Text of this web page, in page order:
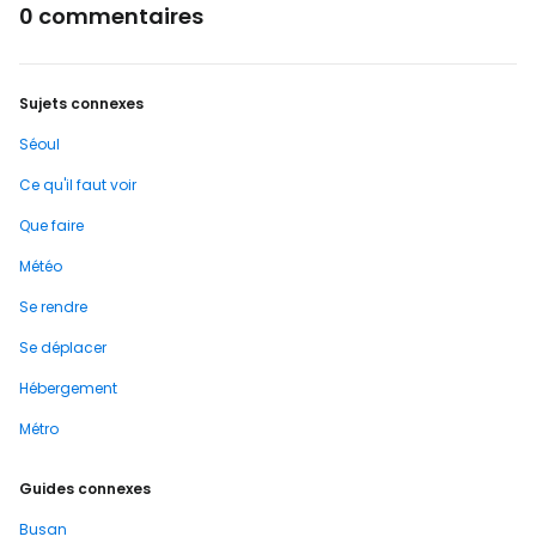
0 commentaires
Sujets connexes
Séoul
Ce qu'il faut voir
Que faire
Météo
Se rendre
Se déplacer
Hébergement
Métro
Guides connexes
Busan